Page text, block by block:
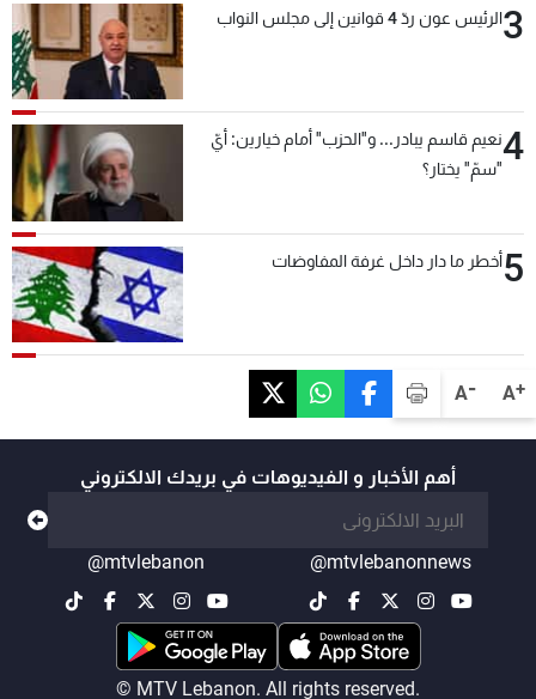
A+
A-
3الرئيس عون ردّ 4 قوانين إلى مجلس النواب
4نعيم قاسم يبادر... و"الحزب" أمام خيارين: أيّ
"سمّ" يختار؟
5أخطر ما دار داخل غرفة المفاوضات
أهم الأخبار و الفيديوهات في بريدك الالكتروني
@mtvlebanonnews
@mtvlebanon
© MTV Lebanon. All rights reserved.